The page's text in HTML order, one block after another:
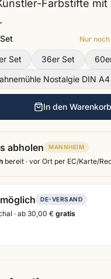
Farbstifte mit
Nur noch
Set 36er Set
Nostalgie DIN A4
In den Warenkorb
abholen MANNHEIM
bereit · vor Ort per EC/Karte/
DE-VERSAND
· ab 30,00 € gratis